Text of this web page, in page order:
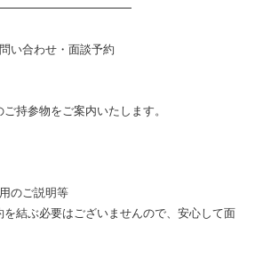
い合わせ・面談予約
持参物をご案内いたします。
のご説明等
結ぶ必要はございませんので、安心して面